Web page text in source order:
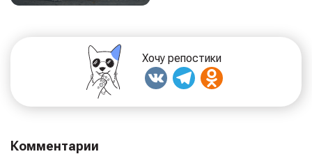
Хочу репостики
Комментарии